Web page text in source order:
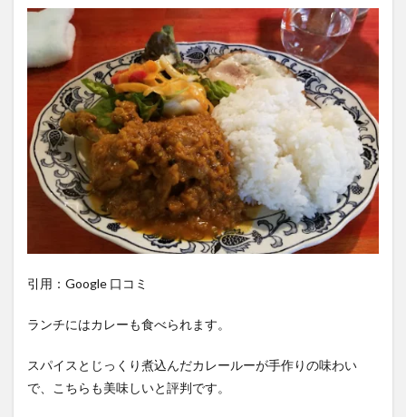
引用：Google 口コミ
ランチにはカレーも食べられます。
スパイスとじっくり煮込んだカレールーが手作りの味わい
で、こちらも美味しいと評判です。